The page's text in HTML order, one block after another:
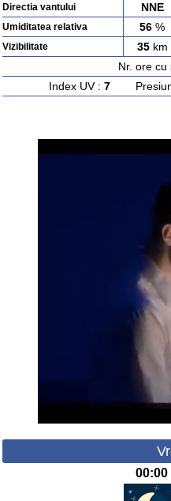
Directia vantului NNE
Umiditatea relativa 56 %
Vizibilitate 35km
Nr. ore cu
Index UV : 7
00:00